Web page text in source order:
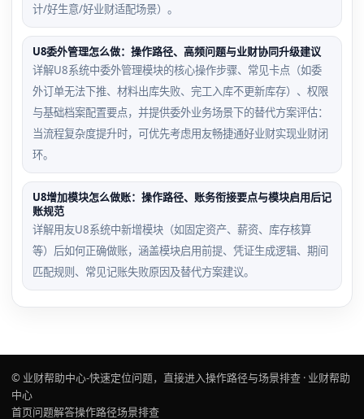
计/好生意/好业财适配场景）。
U8委外管理怎么做：操作路径、高频问题与业财协同升级建议
详解U8系统中委外管理模块的核心操作步骤、常见卡点（如委
外订单无法下推、材料出库失败、完工入库不更新库存）、权限
与基础档案配置要点，并提供委外业务场景下的替代方案评估：
当流程复杂度提升时，可优先考虑用友畅捷通好业财实现业财闭
环。
U8增加模块怎么做账：操作路径、账务衔接要点与模块启用后记
账规范
详解用友U8系统中新增模块（如固定资产、薪资、库存核算
等）后如何正确做账，涵盖模块启用前提、凭证生成逻辑、期间
匹配规则、常见记账失败原因及替代方案建议。
© 业财帮助中心-快速定位问题，直接进入操作路径与场景排查 · 业财帮助
中心
首页问题解答操作路径场景排查